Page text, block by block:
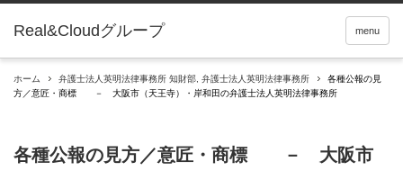
Real&Cloudグループ menu
ホーム 弁護士法人英明法律事務所 知財部 弁護士法人英明法律事務所
各種公報の見
方／意匠・商標 － 大阪市（天王寺）・岸和田の弁護士法人英明法律事務所
各種公報の見方／意匠・商標 － 大阪市